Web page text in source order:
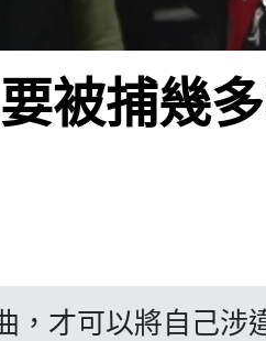
被捕幾
，才可以將自己涉